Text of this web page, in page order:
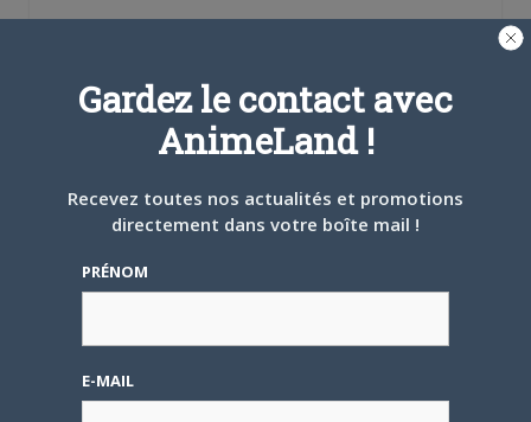
nouvellenouvelleune
Tumblr Email
NESSA
Gardez le contact avec
AnimeLand !
Recevez toutes nos actualités et promotions
directement dans votre boîte mail !
PRÉNOM
E-MAIL